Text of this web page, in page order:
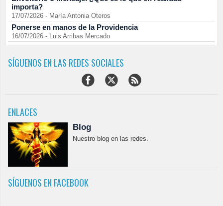
importa?
17/07/2026 - María Antonia Oteros
Ponerse en manos de la Providencia
16/07/2026 - Luis Arribas Mercado
SÍGUENOS EN LAS REDES SOCIALES
ENLACES
Blog
Nuestro blog en las redes.
SÍGUENOS EN FACEBOOK